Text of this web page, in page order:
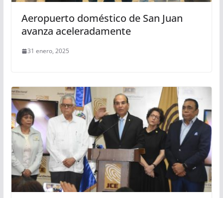
Aeropuerto doméstico de San Juan
avanza aceleradamente
31 enero, 2025